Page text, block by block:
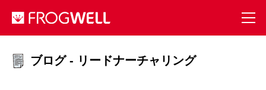
ブログ - リードナーチャリング